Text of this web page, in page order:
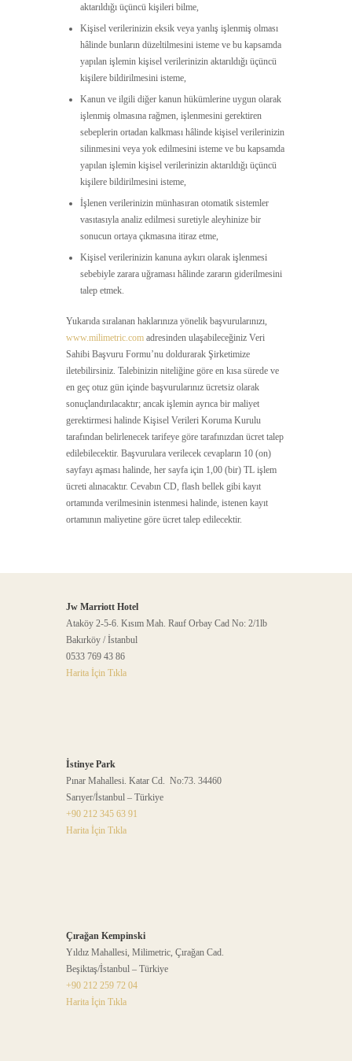
aktarıldığı üçüncü kişileri bilme,
Kişisel verilerinizin eksik veya yanlış işlenmiş olması
hâlinde bunların düzeltilmesini isteme ve bu kapsamda
yapılan işlemin kişisel verilerinizin aktarıldığı üçüncü
kişilere bildirilmesini isteme,
Kanun ve ilgili diğer kanun hükümlerine uygun olarak
işlenmiş olmasına rağmen, işlenmesini gerektiren
sebeplerin ortadan kalkması hâlinde kişisel verilerinizin
silinmesini veya yok edilmesini isteme ve bu kapsamda
yapılan işlemin kişisel verilerinizin aktarıldığı üçüncü
kişilere bildirilmesini isteme,
İşlenen verilerinizin münhasıran otomatik sistemler
vasıtasıyla analiz edilmesi suretiyle aleyhinize bir
sonucun ortaya çıkmasına itiraz etme,
Kişisel verilerinizin kanuna aykırı olarak işlenmesi
sebebiyle zarara uğraması hâlinde zararın giderilmesini
talep etmek.
Yukarıda sıralanan haklarınıza yönelik başvurularınızı,
www.milimetric.com adresinden ulaşabileceğiniz Veri
Sahibi Başvuru Formu’nu doldurarak Şirketimize
iletebilirsiniz. Talebinizin niteliğine göre en kısa sürede ve
en geç otuz gün içinde başvurularınız ücretsiz olarak
sonuçlandırılacaktır; ancak işlemin ayrıca bir maliyet
gerektirmesi halinde Kişisel Verileri Koruma Kurulu
tarafından belirlenecek tarifeye göre tarafınızdan ücret talep
edilebilecektir. Başvurulara verilecek cevapların 10 (on)
sayfayı aşması halinde, her sayfa için 1,00 (bir) TL işlem
ücreti alınacaktır. Cevabın CD, flash bellek gibi kayıt
ortamında verilmesinin istenmesi halinde, istenen kayıt
ortamının maliyetine göre ücret talep edilecektir.
Jw Marriott Hotel
Ataköy 2-5-6. Kısım Mah. Rauf Orbay Cad No: 2/1lb
Bakırköy / İstanbul
0533 769 43 86
Harita İçin Tıkla
İstinye Park
Pınar Mahallesi. Katar Cd. No:73. 34460
Sarıyer/İstanbul – Türkiye
+90 212 345 63 91
Harita İçin Tıkla
Çırağan Kempinski
Yıldız Mahallesi, Milimetric, Çırağan Cad.
Beşiktaş/İstanbul – Türkiye
+90 212 259 72 04
Harita İçin Tıkla